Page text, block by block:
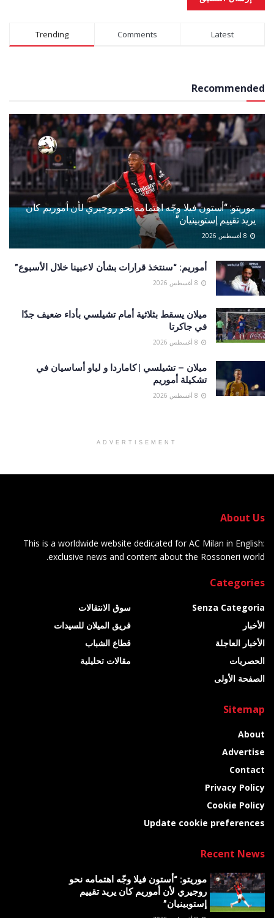
Trending Comments Latest
Recommended
موريتو: “أستون فيلا وجّه اهتمامه نحو روجيري لأن أموريم كان
يريد تقييم إستوبينيان”
أموريم: “سنتخذ قرارات بشأن لاعبينا خلال الأسبوع”
ميلان يسقط بثلاثية أمام تشيلسي بأداء ضعيف جدًا
في جاكرتا
ميلان – تشيلسي | كاماردا و لياو أساسيان في
تشكيلة أموريم
ADVERTISEMENT
About Us
This is a worldwide website dedicated for AC Milan in English:
exclusive news and content about the Rossoneri world.
Categories
Senza Categoria
الأخبار
الأخبار العاجلة
الحصريات
الصفحة الأولى
سوق الانتقالات
فريق الميلان للسيدات
قطاع الشباب
مقالات تحليلية
Sitemap
About
Advertise
Contact
Privacy Policy
Cookie Policy
Update cookie preferences
Recent News
موريتو: “أستون فيلا وجّه اهتمامه نحو
روجيري لأن أموريم كان يريد تقييم
إستوبينيان”